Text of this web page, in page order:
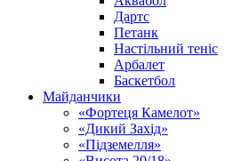
Дартс
Петанк
Настільний теніс
Арбалет
Баскетбол
Майданчики
«Фортеця Камелот»
«Дикий Захід»
«Підземелля»